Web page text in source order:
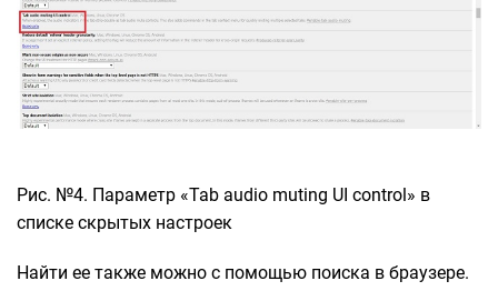
Рис. №4. Параметр «Tab audio muting UI control» в
списке скрытых настроек
Найти ее также можно с помощью поиска в браузере.